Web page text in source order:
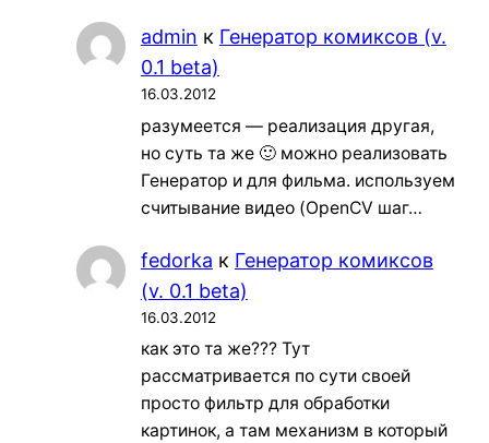
admin к Генератор комиксов (v.
0.1 beta)
16.03.2012
разумеется — реализация другая,
но суть та же 🙂 можно реализовать
Генератор и для фильма. используем
считывание видео (OpenCV шаг…
fedorka к Генератор комиксов
(v. 0.1 beta)
16.03.2012
как это та же??? Тут
рассматривается по сути своей
просто фильтр для обработки
картинок, а там механизм в который